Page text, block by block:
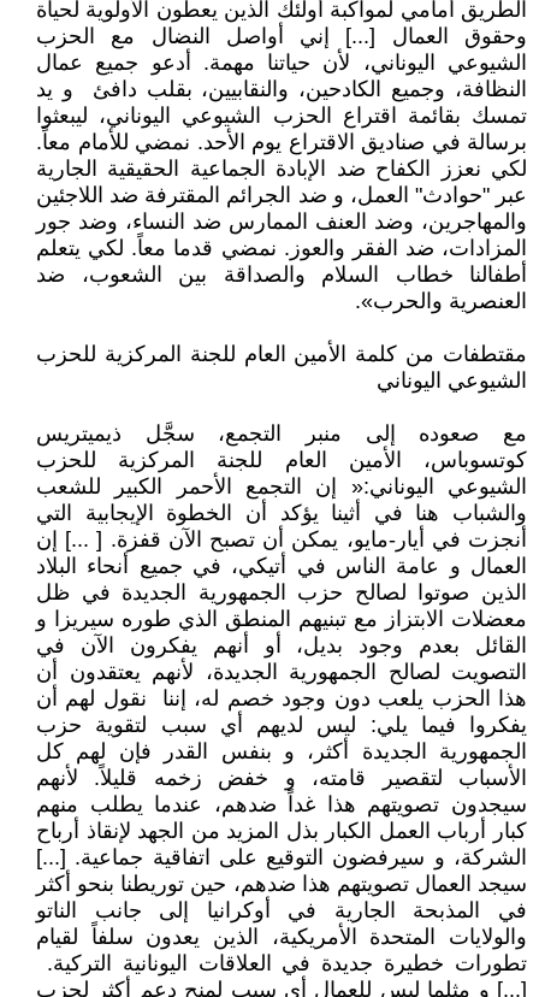
الطريق أمامي لمواكبة أولئك الذين يعطون الأولوية لحياة
وحقوق العمال [...] إني أواصل النضال مع الحزب
الشيوعي اليوناني، لأن حياتنا مهمة. أدعو جميع عمال
النظافة، وجميع الكادحين، والنقابيين، بقلب دافئ و يد
تمسك بقائمة اقتراع الحزب الشيوعي اليوناني، ليبعثوا
برسالة في صناديق الاقتراع يوم الأحد. نمضي للأمام معاً.
لكي نعزز الكفاح ضد الإبادة الجماعية الحقيقية الجارية
عبر "حوادث" العمل، و ضد الجرائم المقترفة ضد اللاجئين
والمهاجرين، وضد العنف الممارس ضد النساء، وضد جور
المزادات، ضد الفقر والعوز. نمضي قدما معاً. لكي يتعلم
أطفالنا خطاب السلام والصداقة بين الشعوب، ضد
العنصرية والحرب».
مقتطفات من كلمة الأمين العام للجنة المركزية للحزب
الشيوعي اليوناني
مع صعوده إلى منبر التجمع، سجَّل ذيميتريس
كوتسوباس، الأمين العام للجنة المركزية للحزب
الشيوعي اليوناني:« إن التجمع الأحمر الكبير للشعب
والشباب هنا في أثينا يؤكد أن الخطوة الإيجابية التي
أنجزت في أيار-مايو، يمكن أن تصبح الآن قفزة. [ ...] إن
العمال و عامة الناس في أتيكي، في جميع أنحاء البلاد
الذين صوتوا لصالح حزب الجمهورية الجديدة في ظل
معضلات الابتزاز مع تبنيهم المنطق الذي طوره سيريزا و
القائل بعدم وجود بديل، أو أنهم يفكرون الآن في
التصويت لصالح الجمهورية الجديدة، لأنهم يعتقدون أن
هذا الحزب يلعب دون وجود خصم له، إننا نقول لهم أن
يفكروا فيما يلي: ليس لديهم أي سبب لتقوية حزب
الجمهورية الجديدة أكثر، و بنفس القدر فإن لهم كل
الأسباب لتقصير قامته، و خفض زخمه قليلاً. لأنهم
سيجدون تصويتهم هذا غداً ضدهم، عندما يطلب منهم
كبار أرباب العمل الكبار بذل المزيد من الجهد لإنقاذ أرباح
الشركة، و سيرفضون التوقيع على اتفاقية جماعية. [...]
سيجد العمال تصويتهم هذا ضدهم، حين توريطنا بنحو أكثر
في المذبحة الجارية في أوكرانيا إلى جانب الناتو
والولايات المتحدة الأمريكية، الذين يعدون سلفاً لقيام
تطورات خطيرة جديدة في العلاقات اليونانية التركية.
[...] و مثلما ليس للعمال أي سبب لمنح دعم أكثر لحزب